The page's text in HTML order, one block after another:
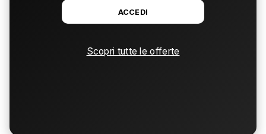
ACCEDI
Scopri tutte le offerte